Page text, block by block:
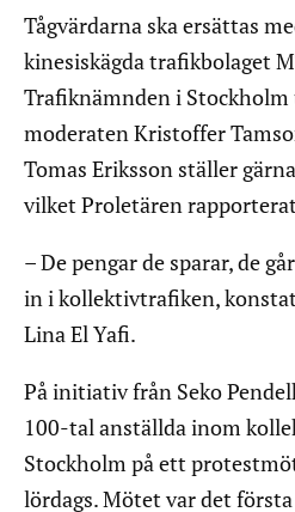
Tågvärdarna ska ersättas
kinesiskägda trafikbolaget
Trafiknämnden i
moderaten Kristoffer
Tomas Eriksson ställer
vilket Proletären
– De pengar de sparar, de
in i kollektivtrafiken,
Lina El Yafi.
På initiativ från Seko
100-tal anställda inom
Stockholm på ett
lördags. Mötet var det